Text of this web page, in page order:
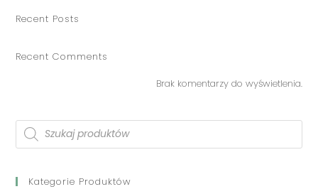
Recent Posts
Recent Comments
Brak komentarzy do wyświetlenia.
Kategorie Produktów